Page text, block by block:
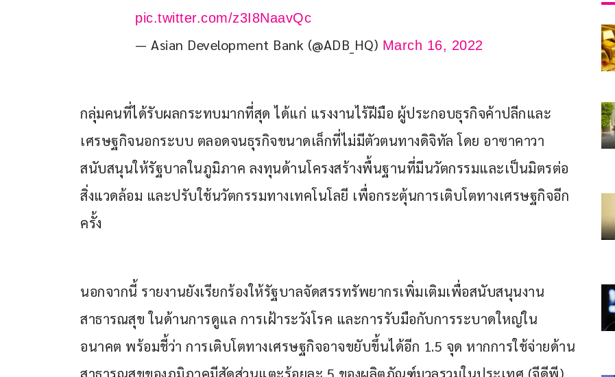
pic.twitter.com/z3I8NaavQc
— Asian Development Bank (@ADB_HQ) March 16, 2022
กลุ่มคนที่ได้รับผลกระทบมากที่สุด ได้แก่ แรงงานไร้ฝีมือ ผู้ประกอบธุรกิจค้าปลีกและ
เศรษฐกิจนอกระบบ ตลอดจนธุรกิจขนาดเล็กที่ไม่มีตัวตนทางดิจิทัล โดย อาซาคาวา
สนับสนุนให้รัฐบาลในภูมิภาค ลงทุนด้านโครงสร้างพื้นฐานที่มีนวัตกรรมและเป็นมิตรต่อ
สิ่งแวดล้อม และปรับใช้นวัตกรรมทางเทคโนโลยี เพื่อกระตุ้นการเติบโตทางเศรษฐกิจอีก
ครั้ง
นอกจากนี้ รายงานยังเรียกร้องให้รัฐบาลจัดสรรทรัพยากรเพิ่มเติมเพื่อสนับสนุนงาน
สาธารณสุข ในด้านการดูแล การเฝ้าระวังโรค และการรับมือกับการระบาดใหญ่ใน
อนาคต พร้อมชี้ว่า การเติบโตทางเศรษฐกิจอาจขยับขึ้นได้อีก 1.5 จุด หากการใช้จ่ายด้าน